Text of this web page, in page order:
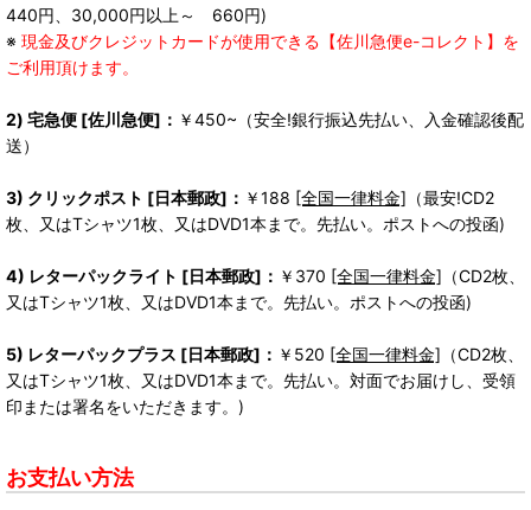
440円、30,000円以上～ 660円)
※ 現金及びクレジットカードが使用できる【佐川急便e-コレクト】を
ご利用頂けます。
2) 宅急便 [佐川急便]： ￥450~（安全!銀行振込先払い、入金確認後配
送）
3) クリックポスト [日本郵政]： ￥188 [全国一律料金] （最安!CD2
枚、又はTシャツ1枚、又はDVD1本まで。先払い。ポストへの投函)
4) レターパックライト [日本郵政]： ￥370 [全国一律料金] （CD2枚、
又はTシャツ1枚、又はDVD1本まで。先払い。ポストへの投函)
5) レターパックプラス [日本郵政]： ￥520 [全国一律料金] （CD2枚、
又はTシャツ1枚、又はDVD1本まで。先払い。対面でお届けし、受領
印または署名をいただきます。)
お支払い方法